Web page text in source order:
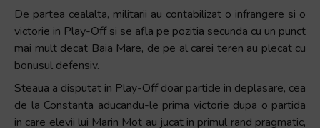
De partea cealalta, militarii au contabilizat o infrangere si o
victorie in Play-Off si se afla pe pozitia secunda cu un punct
mai mult decat Baia Mare, de pe al carei teren au plecat cu
bonusul defensiv.
Steaua a disputat in Play-Off doar partide in deplasare, cea
de la Constanta aducandu-le prima victorie dupa o partida
in care elevii lui Marin Mot au jucat in primul rand pragmatic,